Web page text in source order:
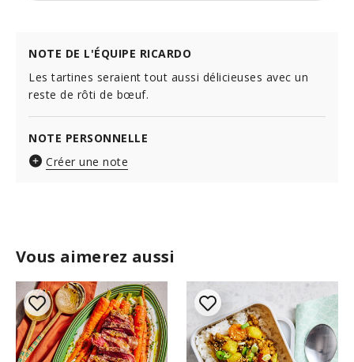
Vous aimerez aussi
NOTE DE L'ÉQUIPE RICARDO
Les tartines seraient tout aussi délicieuses avec un
reste de rôti de bœuf.
NOTE PERSONNELLE
Créer une note